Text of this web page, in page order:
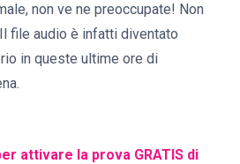
non ve ne preoccupate! Non
file audio è infatti diventato
in queste ultime ore di
attivare la prova GRATIS di